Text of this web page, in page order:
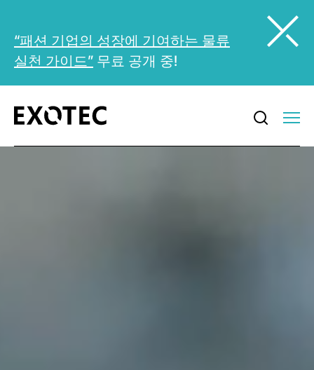
“패션 기업의 성장에 기여하는 물류
실천 가이드” 무료 공개 중!